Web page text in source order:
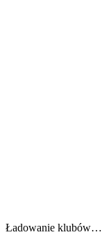
Ładowanie klubów…